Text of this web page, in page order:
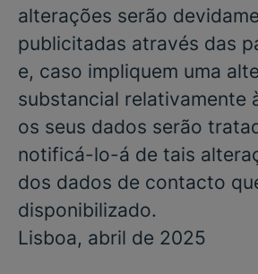
alterações serão
publicitadas através das
e, caso impliquem uma
substancial relativamente
os seus dados serão
notificá-lo-á de tais
dos dados de contacto
disponibilizado.
Lisboa, abril de 2025